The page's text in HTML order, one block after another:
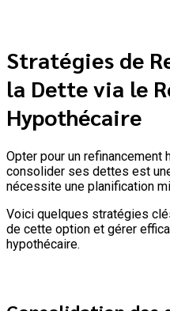
Stratégies de
la Dette via le
Hypothécaire
Opter pour un refinancement
consolider ses dettes est
nécessite une planification
Voici quelques stratégies
de cette option et gérer
hypothécaire.